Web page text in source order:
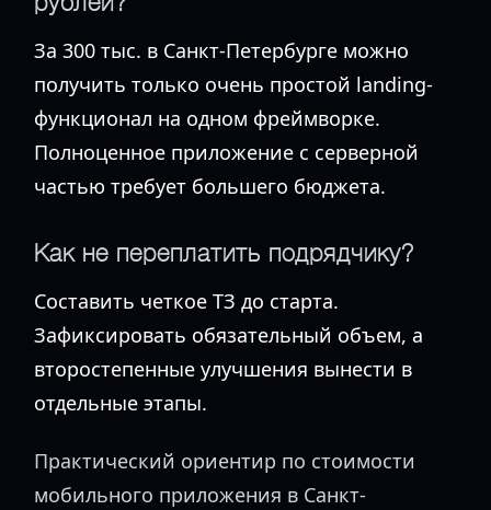
За 300 тыс. в Санкт-Петербурге можно
получить только очень простой landing-
функционал на одном фреймворке.
Полноценное приложение с серверной
частью требует большего бюджета.
Как не переплатить подрядчику?
Составить четкое ТЗ до старта.
Зафиксировать обязательный объем, а
второстепенные улучшения вынести в
отдельные этапы.
Практический ориентир по стоимости
мобильного приложения в Санкт-